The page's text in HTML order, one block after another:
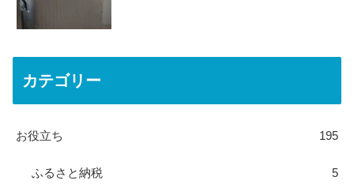
カテゴリー
お役立ち 195
ふるさと納税 5